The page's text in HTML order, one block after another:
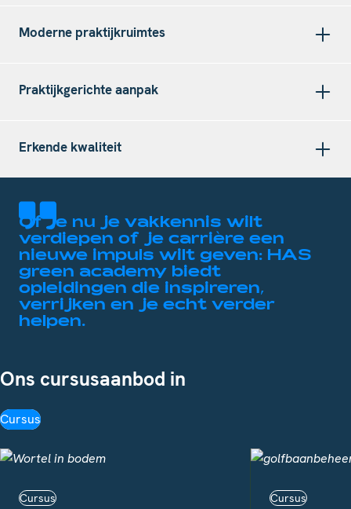
Moderne praktijkruimtes
Praktijkgerichte aanpak
Erkende kwaliteit
Of je nu je vakkennis wilt
verdiepen of je carrière een
nieuwe impuls wilt geven: HAS
green academy biedt
opleidingen die inspireren,
verrijken en je echt verder
helpen.
Ons cursusaanbod in
Cursus
Cursus Cursus